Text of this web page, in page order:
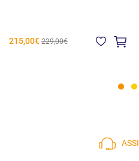
215,00€ 229,00€